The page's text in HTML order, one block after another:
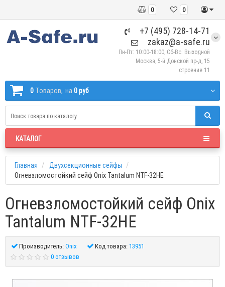
0
0
+7 (495) 728-14-71
zakaz@a-safe.ru
Пн-Пт: 10:00-18:00, Сб-Вс: Выходной
Москва, 5-й Донской пр-д, 15
строение 11
0 Tоваров, на 0 руб
КАТАЛОГ
Главная
Двухсекционные сейфы
Огневзломостойкий сейф Onix Tantalum NTF-32HE
Огневзломостойкий сейф Onix
Tantalum NTF-32HE
Производитель:Onix Код товара:13951
0 отзывов